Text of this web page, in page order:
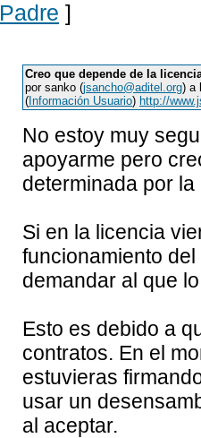
Padre ]
Creo que depende de la
por sanko (jsancho@aditel.org) a
( Información Usuario) http://
No estoy muy
apoyarme pero
determinada por
Si en la licencia
funcionamiento
demandar al que
Esto es debido a
contratos. En el
estuvieras
usar un
al aceptar.